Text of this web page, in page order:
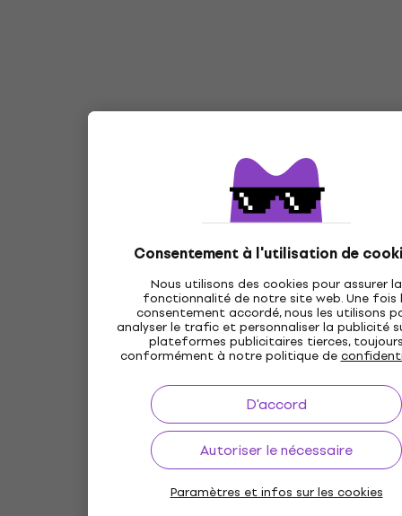
Consentement à l'utilisation de
Nous utilisons des cookies pour assurer la
fonctionnalité de notre site web. Une fois
consentement accordé, nous les utilisons
analyser le trafic et personnaliser la publicité
plateformes publicitaires tierces,
conformément à notre politique de
D'accord
Autoriser le nécessaire
Paramètres et infos sur les cookies